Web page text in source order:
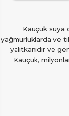
Kauçuk suya
yağmurluklarda ve
yalıtkanıdır ve
Kauçuk,